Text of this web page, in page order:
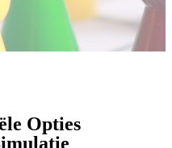
Opties